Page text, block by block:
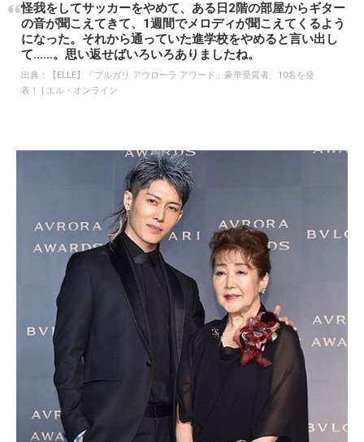
怪我をしてサッカーをやめて、ある日2階の部屋からギター
の音が聞こえてきて、1週間でメロディが聞こえてくるよう
になった。それから通っていた進学校をやめると言い出し
て……。思い返せばいろいろありましたね。
出典：
【ELLE】「ブルガリ アウローラ アワード」豪華受賞者、10名を発
表！ | エル・オンライン